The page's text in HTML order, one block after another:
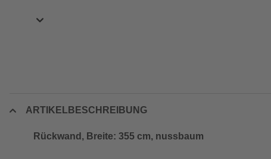
ARTIKELBESCHREIBUNG
Rückwand, Breite: 355 cm, nussbaum